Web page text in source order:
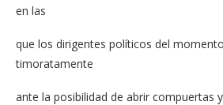
en las
que los dirigentes políticos del
timoratamente
ante la posibilidad de abrir compuertas